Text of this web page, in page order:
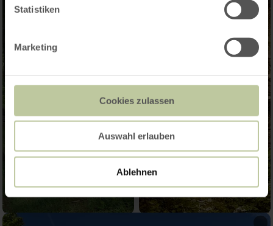
Statistiken
Marketing
Cookies zulassen
Auswahl erlauben
Ablehnen